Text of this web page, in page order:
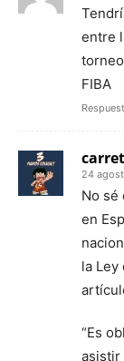
entre
FIBA
24
No sé
en
la Ley
“Es
asistir